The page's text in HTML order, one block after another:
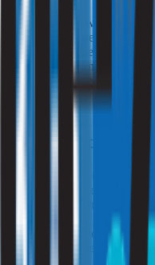
Veel woningen worden
buiten. Bijvoorbeeld langs
fijnstof in huis de
industrieel- of
dampen de
Slechte
Een open haard,
problemen met een
rookgassen zijn niet goed
fijnstof in
voor de gezondheid, maar
andere organismen/